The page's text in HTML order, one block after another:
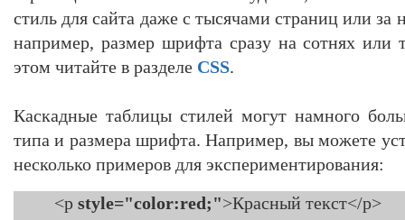
стиль для сайта даже с тысячами страниц или за
например, размер шрифта сразу на сотнях или
этом читайте в разделе CSS.
Каскадные таблицы стилей могут намного
типа и размера шрифта. Например, вы можете
несколько примеров для экспериментирования:
<p style="color:red;">Красный текст</p>